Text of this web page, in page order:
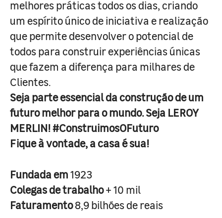
melhores práticas todos os dias, criando
um espírito único de iniciativa e realização
que permite desenvolver o potencial de
todos para construir experiências únicas
que fazem a diferença para milhares de
Clientes.
Seja parte essencial da construção de um
futuro melhor para o mundo. Seja LEROY
MERLIN! #ConstruimosOFuturo
Fique à vontade, a casa é sua!
Fundada em1923
Colegas de trabalho+ 10 mil
Faturamento8,9 bilhões de reais